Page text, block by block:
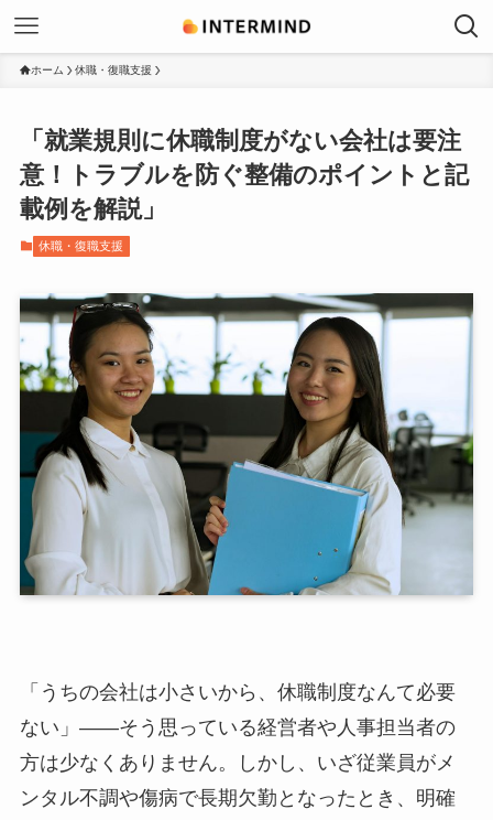
ホーム 休職・復職支援
「就業規則に休職制度がない会社は要注
意！トラブルを防ぐ整備のポイントと記
載例を解説」
休職・復職支援
「うちの会社は小さいから、休職制度なんて必要
ない」——そう思っている経営者や人事担当者の
方は少なくありません。しかし、いざ従業員がメ
ンタル不調や傷病で長期欠勤となったとき、明確